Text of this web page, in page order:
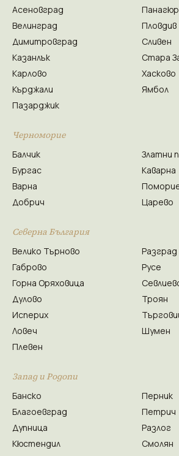
Асеновград
Велинград
Димитровград
Казанлък
Карлово
Кърджали
Пазарджик
Пловдив
Сливен
Стара
Хасково
Ямбол
Черноморие
Балчик
Бургас
Варна
Добрич
Златни
Каварна
Царево
Северна България
Велико Търново
Габрово
Горна Оряховица
Дулово
Исперих
Ловеч
Плевен
Разград
Русе
Троян
Шумен
Запад и Родопи
Банско
Благоевград
Дупница
Кюстендил
Перник
Петрич
Разлог
Смолян